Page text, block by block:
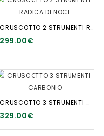
CRUSCOTTO 2 STRUMENTI RADICA DI NOCE
299.00€
CRUSCOTTO 3 STRUMENTI CARBONIO
329.00€